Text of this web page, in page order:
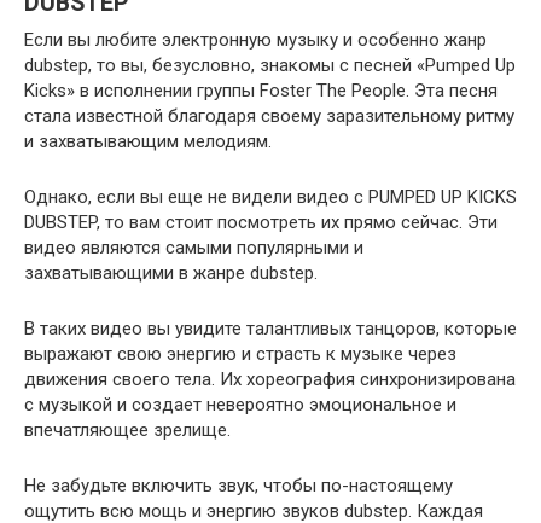
Если вы любите электронную музыку и особенно жанр
dubstep, то вы, безусловно, знакомы с песней «Pumped Up
Kicks» в исполнении группы Foster The People. Эта песня
стала известной благодаря своему заразительному ритму
и захватывающим мелодиям.
Однако, если вы еще не видели видео с PUMPED UP KICKS
DUBSTEP, то вам стоит посмотреть их прямо сейчас. Эти
видео являются самыми популярными и
захватывающими в жанре dubstep.
В таких видео вы увидите талантливых танцоров, которые
выражают свою энергию и страсть к музыке через
движения своего тела. Их хореография синхронизирована
с музыкой и создает невероятно эмоциональное и
впечатляющее зрелище.
Не забудьте включить звук, чтобы по-настоящему
ощутить всю мощь и энергию звуков dubstep. Каждая